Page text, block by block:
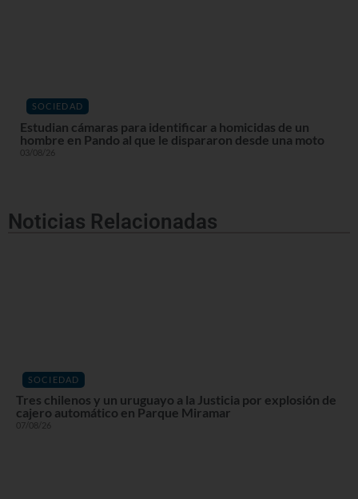
SOCIEDAD
Estudian cámaras para identificar a homicidas de un
hombre en Pando al que le dispararon desde una moto
03/08/26
Noticias Relacionadas
SOCIEDAD
Tres chilenos y un uruguayo a la Justicia por explosión de
cajero automático en Parque Miramar
07/08/26